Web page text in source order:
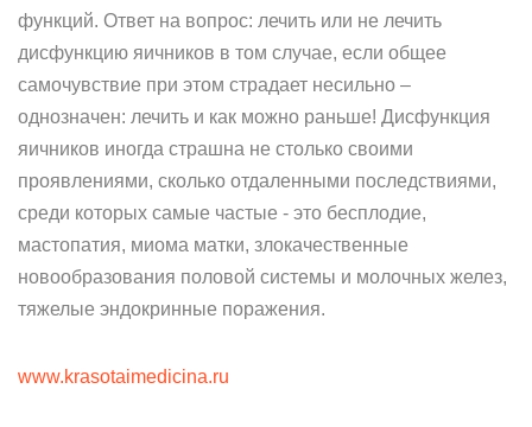
функций. Ответ на вопрос: лечить или не лечить
дисфункцию яичников в том случае, если общее
самочувствие при этом страдает несильно –
однозначен: лечить и как можно раньше! Дисфункция
яичников иногда страшна не столько своими
проявлениями, сколько отдаленными последствиями,
среди которых самые частые - это бесплодие,
мастопатия, миома матки, злокачественные
новообразования половой системы и молочных желез,
тяжелые эндокринные поражения.
www.krasotaimedicina.ru